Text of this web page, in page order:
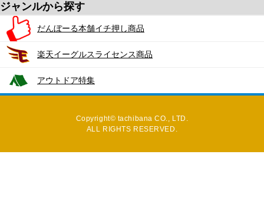
ジャンルから探す
だんぼーる本舗イチ押し商品
楽天イーグルスライセンス商品
アウトドア特集
Copyright© tachibana CO., LTD.
ALL RIGHTS RESERVED.